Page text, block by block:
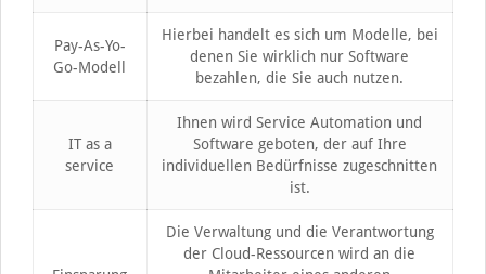
Pay-As-Yo-
Go-Modell
Hierbei handelt es sich um Modelle, bei
denen Sie wirklich nur Software
bezahlen, die Sie auch nutzen.
IT as a
service
Ihnen wird Service Automation und
Software geboten, der auf Ihre
individuellen Bedürfnisse zugeschnitten
ist.
Die Verwaltung und die Verantwortung
der Cloud-Ressourcen wird an die